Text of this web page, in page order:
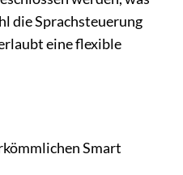
die Sprachsteuerung
eine flexible
Smart